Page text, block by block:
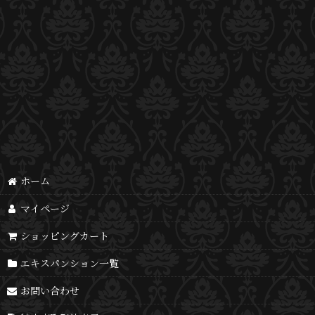
ホーム
マイページ
ショッピングカート
エキスパンション一覧
お問い合わせ